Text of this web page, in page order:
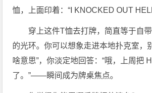
恤，上面印着：“I KNOCKED OUT
穿上这件T恤去打牌，简直等于自
的光环。你可以想象走进本地扑克室，
啥意思”，你淡定地回答：“哦，上周把
了。”——瞬间成为牌桌焦点。